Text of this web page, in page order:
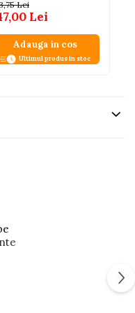
agatare, fara
albastra, 0+
Lei
Lei
Adauga in cos
Ultimul produs in stoc